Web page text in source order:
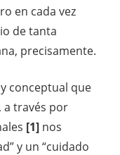
en cada vez
de tanta
precisamente.
conceptual que
a través por
[1] nos
y un “cuidado